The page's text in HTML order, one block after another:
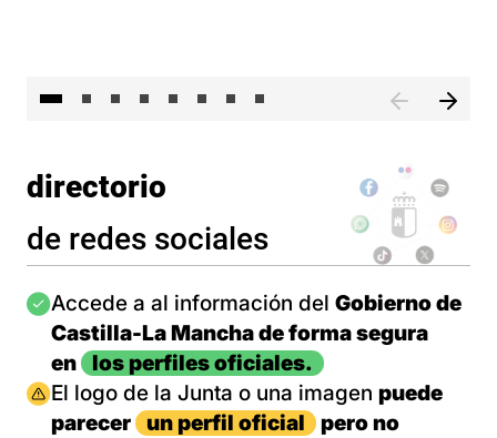
directorio
de redes sociales
Imagen
Accede a al información del Gobierno de
Castilla-La Mancha de forma segura
en
los perfiles oficiales.
Imagen
El logo de la Junta o una imagen puede
parecer
un perfil oficial
pero no